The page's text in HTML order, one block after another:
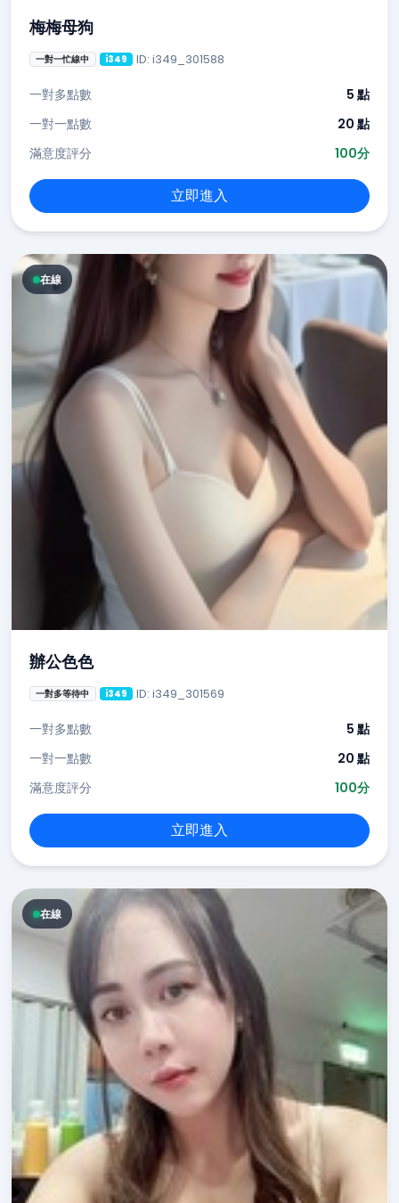
梅梅母狗
一對一忙線中 i349 ID: i349_301588
一對多點數
5 點
一對一點數
20 點
滿意度評分
100分
立即進入
在線
辦公色色
一對多等待中 i349 ID: i349_301569
一對多點數
5 點
一對一點數
20 點
滿意度評分
100分
立即進入
在線